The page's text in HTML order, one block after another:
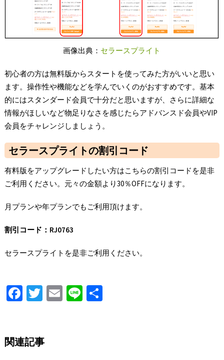
画像出典： セラースプライト
初心者の方は無料版からスタートを使ってみた方がいいと思い
ます。操作性や機能などを学んでいくのがおすすめです。基本
的にはスタンダード会員で十分だと思いますが、さらに詳細な
情報がほしいなど物足りなさを感じたらアドバンスド会員やVIP
会員をチャレンジしましょう。
セラースプライトの割引コード
有料版をアップグレードしたい方はこちらの割引コードを是非
ご利用ください。元々の金額より30％OFFになります。
月プランや年プランでもご利用頂けます。
割引コード：RJ0763
セラースプライトを是非ご利用ください。
Fa
o
T
er
E Li S
関連記事